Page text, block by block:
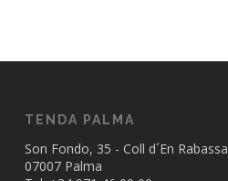
TENDA PALMA
Son Fondo, 35 - Coll d´En Rabassa
07007 Palma